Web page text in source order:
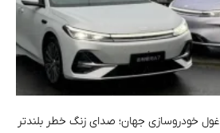
سه شرکت چینی در جمع ۱۰ غول خودروسازی جهان؛ صدای زنگ خطر بلندتر